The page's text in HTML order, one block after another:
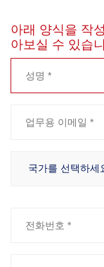
아래 양식을 작
아보실 수 있습